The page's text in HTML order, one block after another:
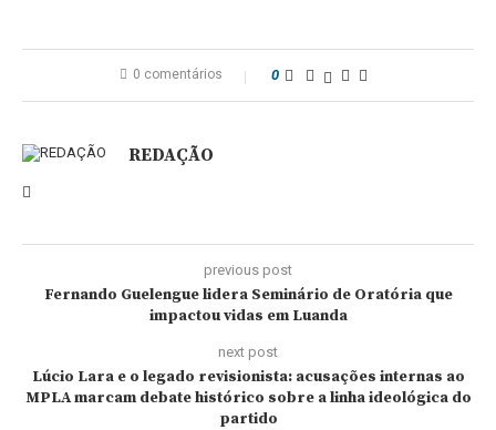
0 comentários 0
REDAÇÃO
previous post
Fernando Guelengue lidera Seminário de Oratória que
impactou vidas em Luanda
next post
Lúcio Lara e o legado revisionista: acusações internas ao
MPLA marcam debate histórico sobre a linha ideológica do
partido